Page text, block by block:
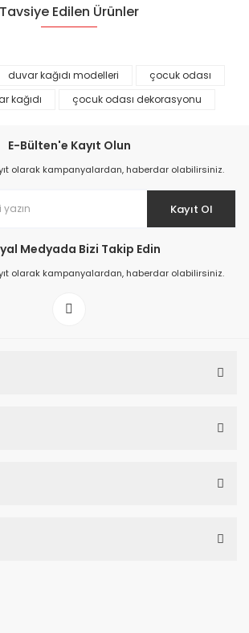
Tavsiye Edilen Ürünler
duvar kağıdı modelleri
çocuk odası
kağıdı
çocuk odası dekorasyonu
E-Bülten'e Kayıt Olun
olarak kampanyalardan, haberdar olabilirsiniz.
Kayıt Ol
Medyada Bizi Takip Edin
olarak kampanyalardan, haberdar olabilirsiniz.